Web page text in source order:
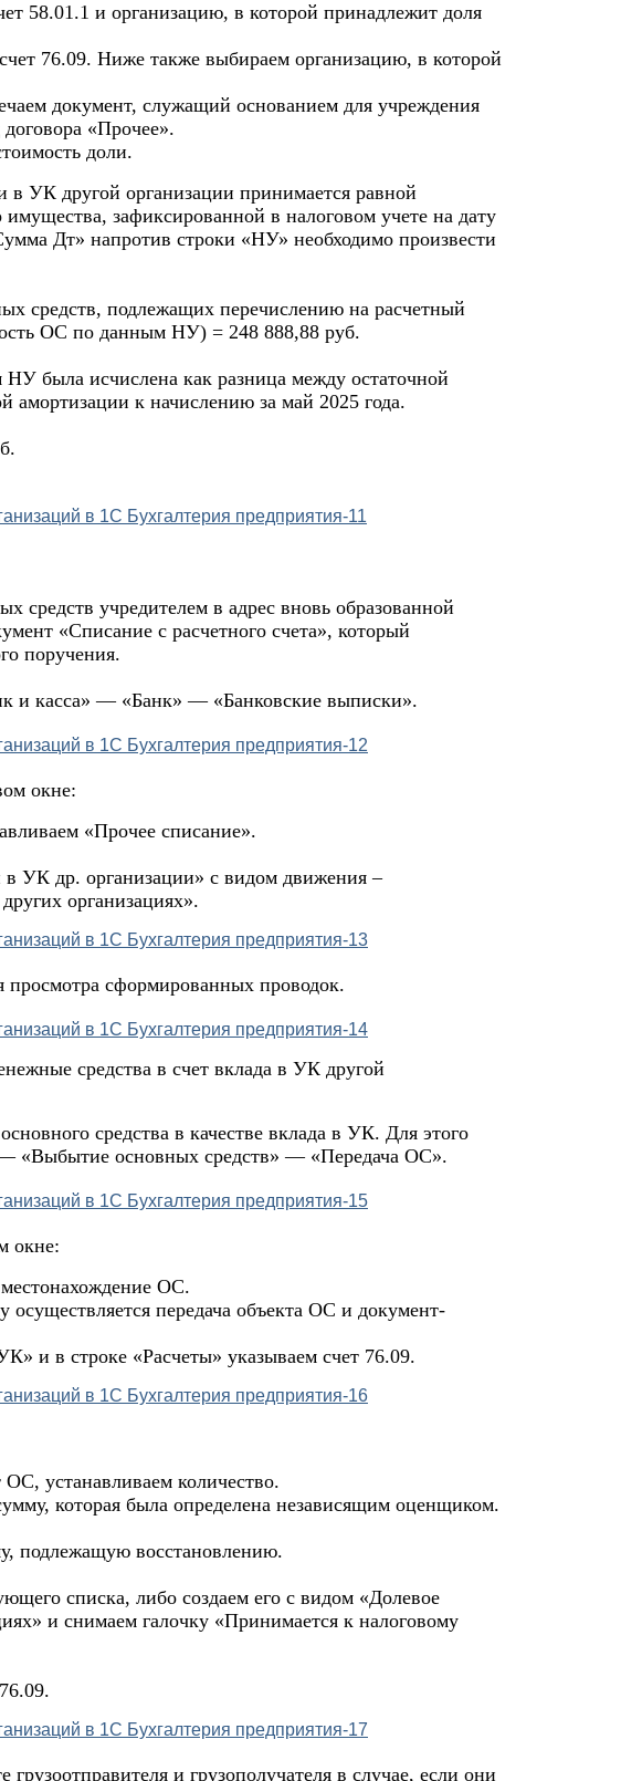
58.01.1 и организацию, в которой принадлежит доля
76.09. Ниже также выбираем организацию, в которой
документ, служащий основанием для учреждения
«Прочее».
доли.
в УК другой организации принимается равной
имущества, зафиксированной в налоговом учете на дату
Дт» напротив строки «НУ» необходимо произвести
средств, подлежащих перечислению на расчетный
ОС по данным НУ) = 248 888,88 руб.
была исчислена как разница между остаточной
к начислению за май 2025 года.
средств учредителем в адрес вновь образованной
«Списание с расчетного счета», который
поручения.
и касса» — «Банк» — «Банковские выписки».
окне:
«Прочее списание».
в УК др. организации» с видом движения –
организациях».
сформированных проводок.
средства в счет вклада в УК другой
средства в качестве вклада в УК. Для этого
основных средств» — «Передача ОС».
окне:
ОС.
осуществляется передача объекта ОС и документ-
и в строке «Расчеты» указываем счет 76.09.
устанавливаем количество.
которая была определена независящим оценщиком.
подлежащую восстановлению.
списка, либо создаем его с видом «Долевое
и снимаем галочку «Принимается к налоговому
и грузополучателя в случае, если они